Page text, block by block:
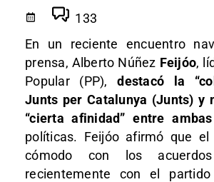
133
En un reciente encuentro
prensa, Alberto Núñez Feijóo,
Popular (PP),destacó la
Junts per Catalunya (Junts) y
“cierta afinidad” entre
políticas. Feijóo afirmó que
cómodo con los acuerdos
recientemente con el